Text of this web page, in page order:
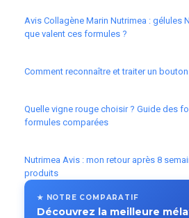
Avis Collagène Marin Nutrimea : gélules
que valent ces formules ?
Comment reconnaître et traiter un
Quelle vigne rouge choisir ? Guide des
formules comparées
Nutrimea Avis : mon retour après 8
produits
★ NOTRE COMPARATIF
Découvrez la meilleure